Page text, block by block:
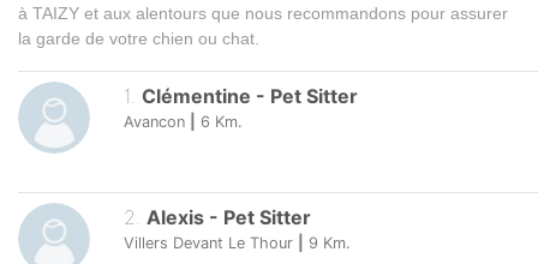
à TAIZY et aux alentours que nous recommandons pour assurer
la garde de votre chien ou chat.
1. Clémentine - Pet Sitter
Avancon 6 Km.
2. Alexis - Pet Sitter
Villers Devant Le Thour 9 Km.